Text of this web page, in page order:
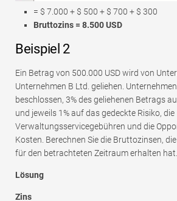
= $ 7.000 + $ 500 + $ 700 + $ 300
Bruttozins = 8.500 USD
Beispiel 2
Ein Betrag von 500.000 USD wird von
Unternehmen B Ltd. geliehen.
beschlossen, 3% des geliehenen Betrags
und jeweils 1% auf das gedeckte Risiko, die
Verwaltungsservicegebühren und die
Kosten. Berechnen Sie die Bruttozinsen,
für den betrachteten Zeitraum erhalten hat.
Lösung
Zins